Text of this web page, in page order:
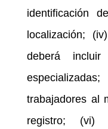
identificación
localización;
deberá
trabajadores al
registro; (vi)